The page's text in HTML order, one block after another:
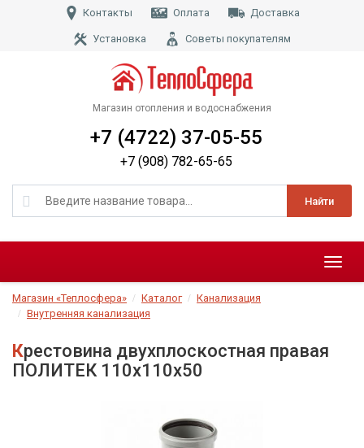
Контакты Оплата Доставка
Установка Советы покупателям
Магазин отопления и водоснабжения
Найти
+7 (4722) 37-05-55
+7 (908) 782-65-65
Меню
Магазин «Теплосфера» Каталог
Канализация
Внутренняя канализация
Крестовина двухплоскостная правая
ПОЛИТЕК 110х110х50